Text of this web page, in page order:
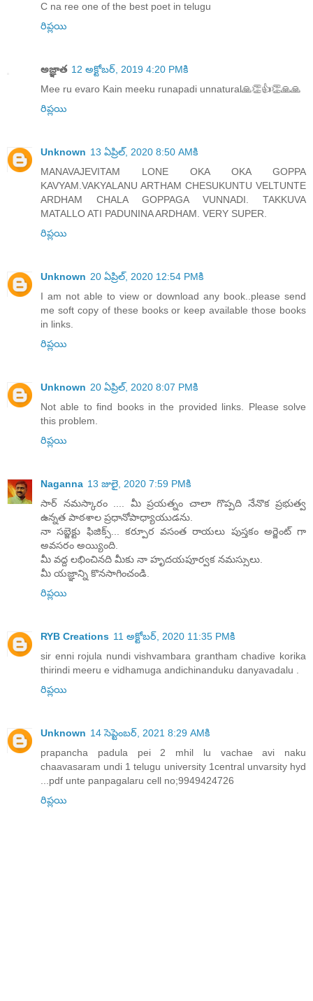
C na ree one of the best poet in telugu
రిప్లయి
అజ్ఞాత 12 అక్టోబర్, 2019 4:20 PMకి
Mee ru evaro Kain meeku runapadi unnatural🙏👏👍👏🙏🙏
రిప్లయి
Unknown 13 ఏప్రిల్, 2020 8:50 AMకి
MANAVAJEVITAM LONE OKA OKA GOPPA
KAVYAM.VAKYALANU ARTHAM CHESUKUNTU VELTUNTE
ARDHAM CHALA GOPPAGA VUNNADI. TAKKUVA
MATALLO ATI PADUNINA ARDHAM. VERY SUPER.
రిప్లయి
Unknown 20 ఏప్రిల్, 2020 12:54 PMకి
I am not able to view or download any book..please send
me soft copy of these books or keep available those books
in links.
రిప్లయి
Unknown 20 ఏప్రిల్, 2020 8:07 PMకి
Not able to find books in the provided links. Please solve
this problem.
రిప్లయి
Naganna 13 జులై, 2020 7:59 PMకి
సార్ నమస్కారం .... మీ ప్రయత్నం చాలా గొప్పది నేనొక ప్రభుత్వ
ఉన్నత పాఠశాల ప్రధానోపాధ్యాయుడను.
నా సబ్జెక్టు ఫిజిక్స్... కర్పూర వసంత రాయలు పుస్తకం అర్జెంట్ గా
అవసరం అయ్యింది.
మీ వద్ద లభించినది మీకు నా హృదయపూర్వక నమస్సులు.
మీ యజ్ఞాన్ని కొనసాగించండి.
రిప్లయి
RYB Creations 11 అక్టోబర్, 2020 11:35 PMకి
sir enni rojula nundi vishvambara grantham chadive korika
thirindi meeru e vidhamuga andichinanduku danyavadalu .
రిప్లయి
Unknown 14 సెప్టెంబర్, 2021 8:29 AMకి
prapancha padula pei 2 mhil lu vachae avi naku
chaavasaram undi 1 telugu university 1central unvarsity hyd
...pdf unte panpagalaru cell no;9949424726
రిప్లయి